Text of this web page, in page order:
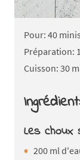
Pour: 40
Préparation:
Cuisson: 30
Les choux
200 ml